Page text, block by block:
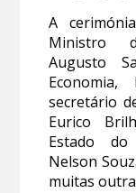
A
Ministro
Augusto
secretário
Eurico
Estado do
Nelson
muitas